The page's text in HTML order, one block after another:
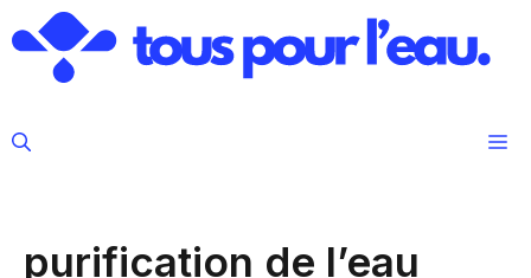
au
contenu
purification de l’eau